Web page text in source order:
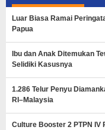
Luar Biasa Ramai
Papua
Ibu dan Anak Ditemukan
Selidiki Kasusnya
1.286 Telur Penyu
RI–Malaysia
Culture Booster 2 PTPN IV